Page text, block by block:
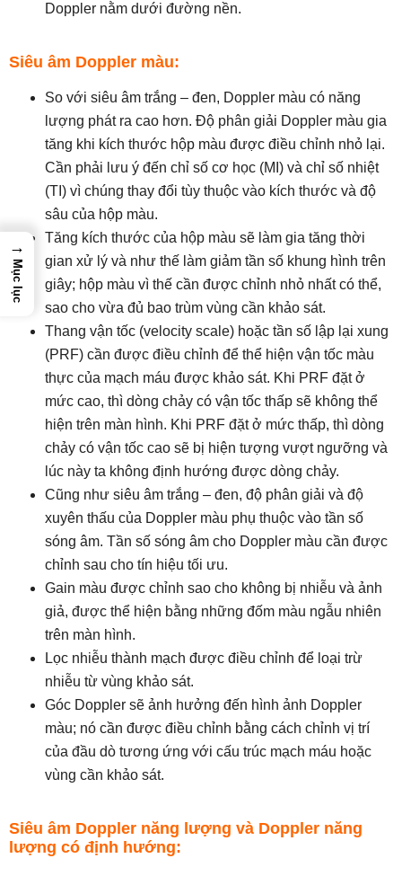
Doppler nằm dưới đường nền.
Siêu âm Doppler màu:
So với siêu âm trắng – đen, Doppler màu có năng
lượng phát ra cao hơn. Độ phân giải Doppler màu gia
tăng khi kích thước hộp màu được điều chỉnh nhỏ lại.
Cần phải lưu ý đến chỉ số cơ học (MI) và chỉ số nhiệt
(TI) vì chúng thay đổi tùy thuộc vào kích thước và độ
sâu của hộp màu.
Tăng kích thước của hộp màu sẽ làm gia tăng thời
gian xử lý và như thế làm giảm tần số khung hình trên
giây; hộp màu vì thế cần được chỉnh nhỏ nhất có thể,
sao cho vừa đủ bao trùm vùng cần khảo sát.
Thang vận tốc (velocity scale) hoặc tần số lập lại xung
(PRF) cần được điều chỉnh để thể hiện vận tốc màu
thực của mạch máu được khảo sát. Khi PRF đặt ở
mức cao, thì dòng chảy có vận tốc thấp sẽ không thể
hiện trên màn hình. Khi PRF đặt ở mức thấp, thì dòng
chảy có vận tốc cao sẽ bị hiện tượng vượt ngưỡng và
lúc này ta không định hướng được dòng chảy.
Cũng như siêu âm trắng – đen, độ phân giải và độ
xuyên thấu của Doppler màu phụ thuộc vào tần số
sóng âm. Tần số sóng âm cho Doppler màu cần được
chỉnh sau cho tín hiệu tối ưu.
Gain màu được chỉnh sao cho không bị nhiễu và ảnh
giả, được thể hiện bằng những đốm màu ngẫu nhiên
trên màn hình.
Lọc nhiễu thành mạch được điều chỉnh để loại trừ
nhiễu từ vùng khảo sát.
Góc Doppler sẽ ảnh hưởng đến hình ảnh Doppler
màu; nó cần được điều chỉnh bằng cách chỉnh vị trí
của đầu dò tương ứng với cấu trúc mạch máu hoặc
vùng cần khảo sát.
Siêu âm Doppler năng lượng và Doppler năng
lượng có định hướng:
→
Mục lục